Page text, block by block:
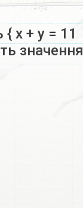
{ x + y = 11
значення